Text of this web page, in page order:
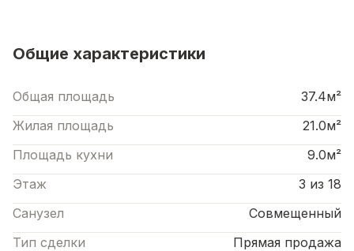
Общие характеристики
Общая площадь
37.4м²
Жилая площадь
21.0м²
Площадь кухни
9.0м²
Этаж
3 из 18
Санузел
Совмещенный
Тип сделки
Прямая продажа